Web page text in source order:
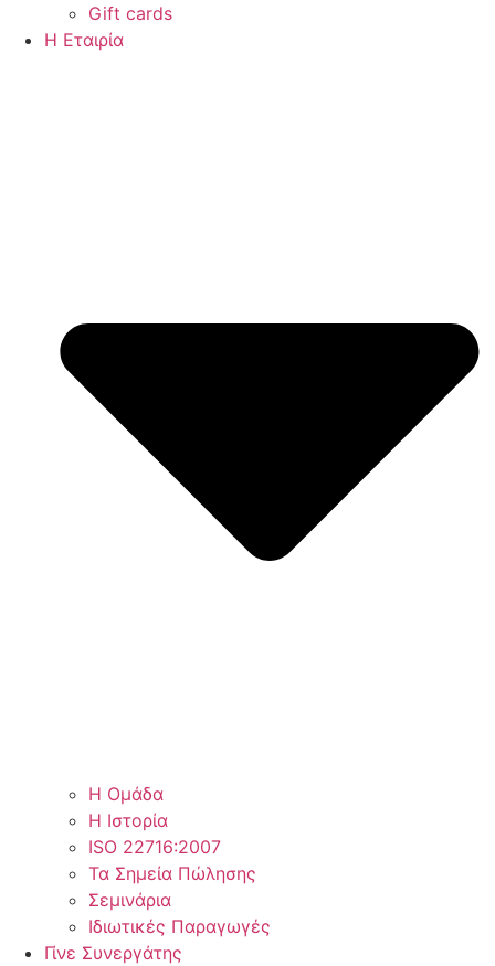
Gift cards
Η Εταιρία
Η Ομάδα
Η Ιστορία
ISO 22716:2007
Τα Σημεία Πώλησης
Σεμινάρια
Ιδιωτικές Παραγωγές
Γίνε Συνεργάτης